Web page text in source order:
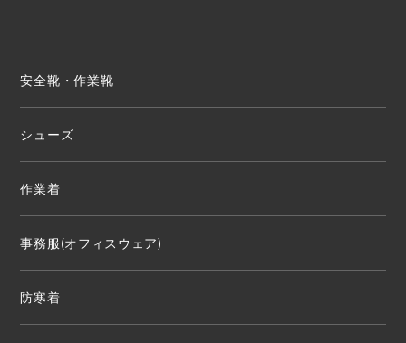
安全靴・作業靴
シューズ
作業着
事務服(オフィスウェア)
防寒着